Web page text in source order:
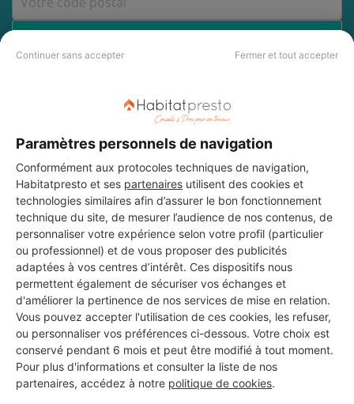
Continuer sans accepter Fermer et tout accepter
Paramètres personnels de navigation
Conformément aux protocoles techniques de navigation,
Habitatpresto et ses partenaires utilisent des cookies et
technologies similaires afin d’assurer le bon fonctionnement
technique du site, de mesurer l’audience de nos contenus, de
personnaliser votre expérience selon votre profil (particulier
ou professionnel) et de vous proposer des publicités
adaptées à vos centres d’intérêt. Ces dispositifs nous
permettent également de sécuriser vos échanges et
d'améliorer la pertinence de nos services de mise en relation.
Vous pouvez accepter l'utilisation de ces cookies, les refuser,
ou personnaliser vos préférences ci-dessous. Votre choix est
conservé pendant 6 mois et peut être modifié à tout moment.
Pour plus d'informations et consulter la liste de nos
partenaires, accédez à notre politique de cookies.
Les 3 autres Carreleurs pour
vos travaux à Wittenheim
BATI STONE
Wittenheim
9 ans d'expérience
Voir sa fiche
Intérieur tout rénovation